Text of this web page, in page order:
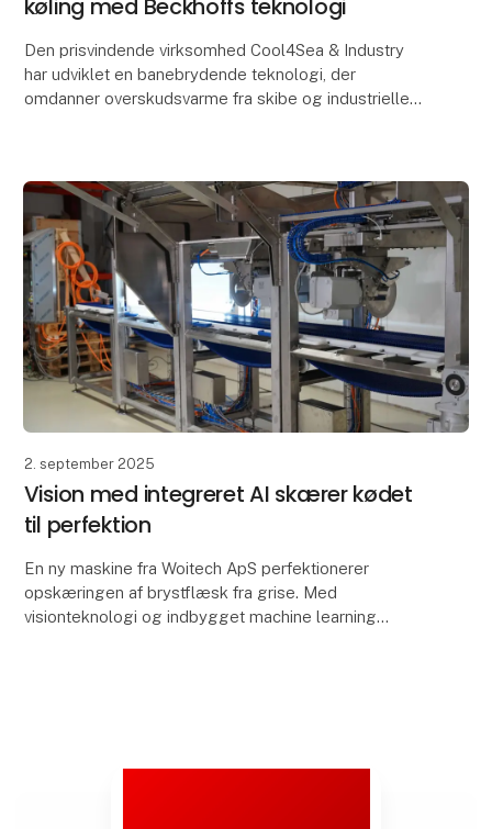
køling med Beckhoffs teknologi
Den prisvindende virksomhed Cool4Sea & Industry
har udviklet en banebrydende teknologi, der
omdanner overskudsvarme fra skibe og industrielle
2. september 2025
Vision med integreret AI skærer kødet
til perfektion
En ny maskine fra Woitech ApS perfektionerer
opskæringen af brystflæsk fra grise. Med
visionteknologi og indbygget machine learning